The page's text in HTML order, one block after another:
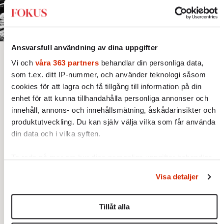
Ansvarsfull användning av dina uppgifter
Vi och våra 363 partners behandlar din personliga data,
som t.ex. ditt IP-nummer, och använder teknologi såsom
cookies för att lagra och få tillgång till information på din
enhet för att kunna tillhandahålla personliga annonser och
innehåll, annons- och innehållsmätning, åskådarinsikter och
produktutveckling. Du kan själv välja vilka som får använda
din data och i vilka syften.
ändra eller dra tillbaka ditt samtycke när som helst från
cookie-förklaringen.
Vi använder enhetsidentifierare för att anpassa innehållet
Visa detaljer
Tillåt alla
Bjud någon på artikeln
Lyssna
Text: Gustaf Lewander
Publicerad 2026-08-07
Bild: Röda armén/Wikimedia Commons
Den röda tråden
förlag, är boken debattören Fredrik
Segerfeldts försök att utveckla en ny syn på